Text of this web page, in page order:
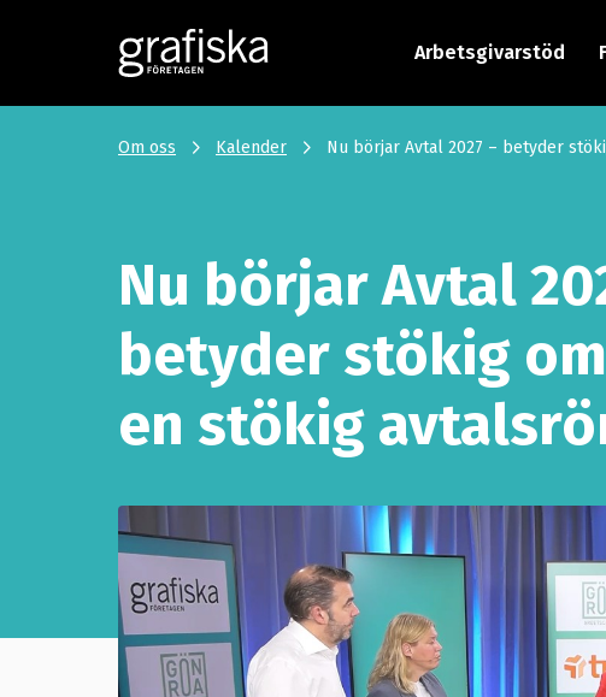
Arbetsgivarstöd
Om oss Kalender Nu börjar Avtal 2027 – betyder
Nu börjar Avtal
betyder stökig
en stökig